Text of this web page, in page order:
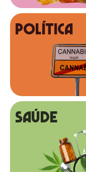
Política
SAÚDE